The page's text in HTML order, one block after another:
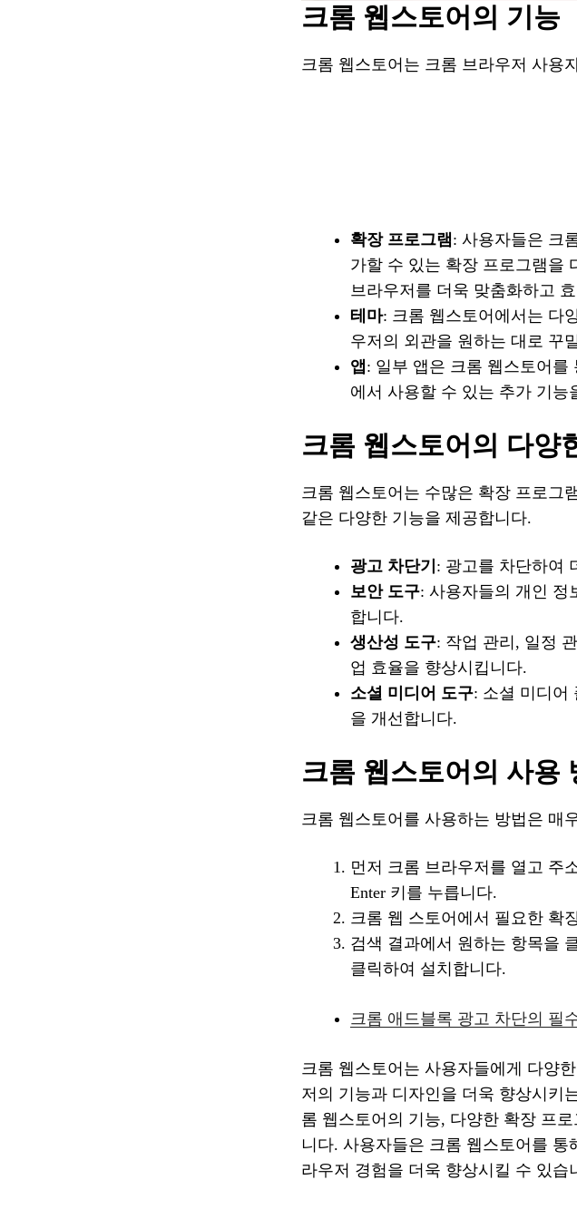
크롬 웹스토어의 기능
크롬 웹스토어는 크롬 브라우저 사용
확장 프로그램: 사용자들은 크
가할 수 있는 확장 프로그램을
브라우저를 더욱 맞춤화하고
테마: 크롬 웹스토어에서는 다
우저의 외관을 원하는 대로 꾸
앱 : 일부 앱은 크롬 웹스토어를
에서 사용할 수 있는 추가 기능
크롬 웹스토어의 다양
크롬 웹스토어는 수많은 확장 프로그
같은 다양한 기능을 제공합니다.
광고 차단기 : 광고를 차단하여
보안 도구: 사용자들의 개인 정
합니다.
생산성 도구: 작업 관리, 일정
업 효율을 향상시킵니다.
소셜 미디어 도구: 소셜 미디어
을 개선합니다.
크롬 웹스토어의 사용
크롬 웹스토어를 사용하는 방법은 매
먼저 크롬 브라우저를 열고 주
Enter 키를 누릅니다.
크롬 웹 스토어에서 필요한 확
검색 결과에서 원하는 항목을
클릭하여 설치합니다.
크롬 애드블록 광고 차단의 필
크롬 웹스토어는 사용자들에게 다양
저의 기능과 디자인을 더욱 향상시키
롬 웹스토어의 기능, 다양한 확장 프
니다. 사용자들은 크롬 웹스토어를
라우저 경험을 더욱 향상시킬 수 있습